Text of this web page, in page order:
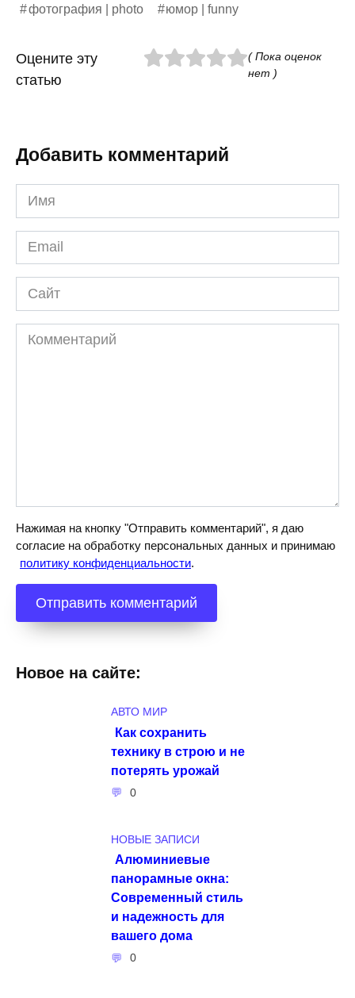
фотография | photo
юмор | funny
Оцените эту
статью
( Пока оценок
нет )
Добавить комментарий
Имя
*
Email
*
Сайт
Комментарий
Нажимая на кнопку "Отправить комментарий", я даю
согласие на обработку персональных данных и принимаю
политику конфиденциальности.
Новое на сайте:
АВТО МИР
Как сохранить
технику в строю и не
потерять урожай
0
НОВЫЕ ЗАПИСИ
Алюминиевые
панорамные окна:
Современный стиль
и надежность для
вашего дома
0